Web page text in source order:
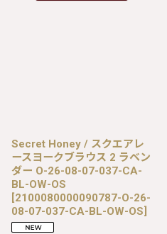
Secret Honey / スクエアレ
ースヨークブラウス 2 ラベン
ダー O-26-08-07-037-CA-
BL-OW-OS
[2100080000090787-O-26-
08-07-037-CA-BL-OW-OS]